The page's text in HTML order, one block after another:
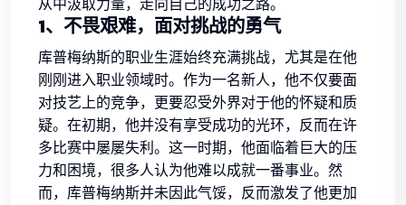
从中汲取力量，走向自己的成功之路。
1、不畏艰难，面对挑战的勇气
库普梅纳斯的职业生涯始终充满挑战，尤其是在他
刚刚进入职业领域时。作为一名新人，他不仅要面
对技艺上的竞争，更要忍受外界对于他的怀疑和质
疑。在初期，他并没有享受成功的光环，反而在许
多比赛中屡屡失利。这一时期，他面临着巨大的压
力和困境，很多人认为他难以成就一番事业。然
而，库普梅纳斯并未因此气馁，反而激发了他更加